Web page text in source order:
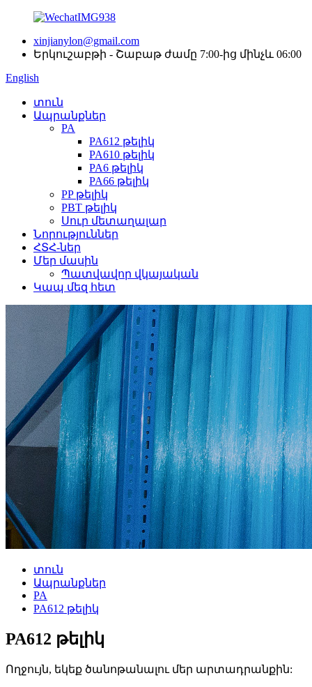
xinjianylon@gmail.com
Երկուշաբթի - Շաբաթ ժամը 7:00-ից մինչև 06:00
English
տուն
Ապրանքներ
PA
PA612 թելիկ
PA610 թելիկ
PA6 թելիկ
PA66 թելիկ
PP թելիկ
PBT թելիկ
Սուր մետաղալար
Նորություններ
ՀՏՀ-ներ
Մեր մասին
Պատվավոր վկայական
Կապ մեզ հետ
տուն
Ապրանքներ
PA
PA612 թելիկ
PA612 թելիկ
Ողջույն, եկեք ծանոթանալու մեր արտադրանքին: